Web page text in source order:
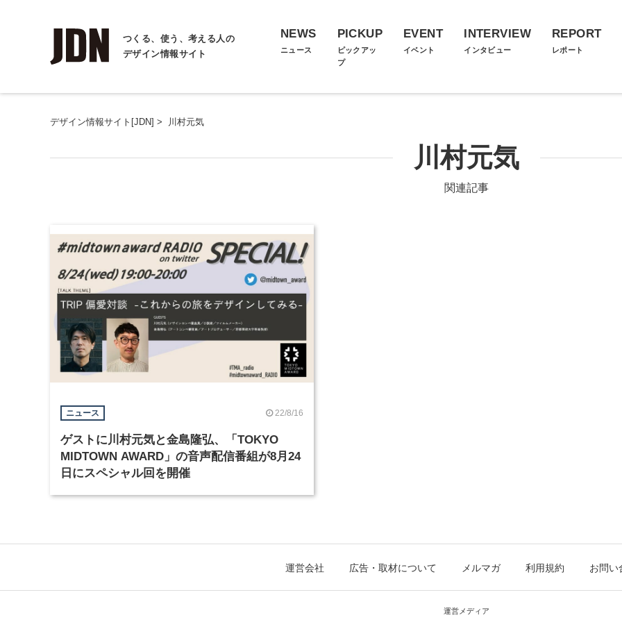
つくる、使う、考える人の
デザイン情報サイト
NEWS
ニュース
PICKUP
ピックアッ
プ
EVENT
イベント
INTERVIEW
インタビュー
REPORT
レポート
デザイン情報サイト[JDN] > 川村元気
川村元気
関連記事
ニュース 22/8/16
ゲストに川村元気と金島隆弘、「TOKYO
MIDTOWN AWARD」の音声配信番組が8月24
日にスペシャル回を開催
運営会社 広告・取材について メルマガ 利用規約 お問い
運営メディア